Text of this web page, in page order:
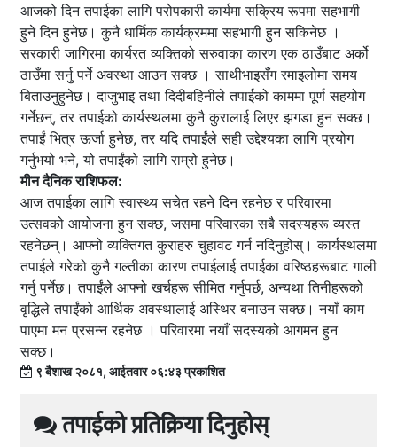
आजको दिन तपाईका लागि परोपकारी कार्यमा सक्रिय रूपमा सहभागी
हुने दिन हुनेछ। कुनै धार्मिक कार्यक्रममा सहभागी हुन सकिनेछ ।
सरकारी जागिरमा कार्यरत व्यक्तिको सरुवाका कारण एक ठाउँबाट अर्को
ठाउँमा सर्नु पर्ने अवस्था आउन सक्छ । साथीभाइसँग रमाइलोमा समय
बिताउनुहुनेछ। दाजुभाइ तथा दिदीबहिनीले तपाईको काममा पूर्ण सहयोग
गर्नेछन्, तर तपाईको कार्यस्थलमा कुनै कुरालाई लिएर झगडा हुन सक्छ।
तपाईं भित्र ऊर्जा हुनेछ, तर यदि तपाईंले सही उद्देश्यका लागि प्रयोग
गर्नुभयो भने, यो तपाईंको लागि राम्रो हुनेछ।
मीन दैनिक राशिफल:
आज तपाईका लागि स्वास्थ्य सचेत रहने दिन रहनेछ र परिवारमा
उत्सवको आयोजना हुन सक्छ, जसमा परिवारका सबै सदस्यहरू व्यस्त
रहनेछन्। आफ्नो व्यक्तिगत कुराहरु चुहावट गर्न नदिनुहोस्। कार्यस्थलमा
तपाईले गरेको कुनै गल्तीका कारण तपाईलाई तपाईका वरिष्ठहरूबाट गाली
गर्नु पर्नेछ। तपाईंले आफ्नो खर्चहरू सीमित गर्नुपर्छ, अन्यथा तिनीहरूको
वृद्धिले तपाईंको आर्थिक अवस्थालाई अस्थिर बनाउन सक्छ। नयाँ काम
पाएमा मन प्रसन्न रहनेछ । परिवारमा नयाँ सदस्यको आगमन हुन
सक्छ।
९ बैशाख २०८१, आईतवार ०६:४३ प्रकाशित
तपाईको प्रतिक्रिया दिनुहोस्